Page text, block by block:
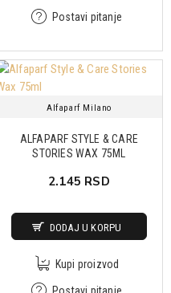
Postavi pitanje
Alfaparf Milano
ALFAPARF STYLE & CARE
STORIES WAX 75ML
2.145 RSD
DODAJ U KORPU
Kupi proizvod
Postavi pitanje